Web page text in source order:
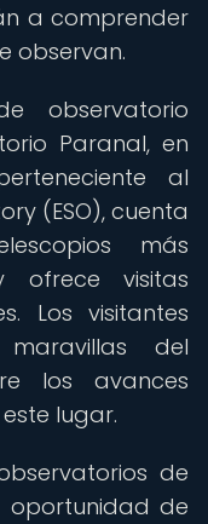
a comprender
observan.
observatorio
Paranal, en
al
(ESO), cuenta
más
ofrece visitas
Los visitantes
del
los avances
lugar.
de
oportunidad de